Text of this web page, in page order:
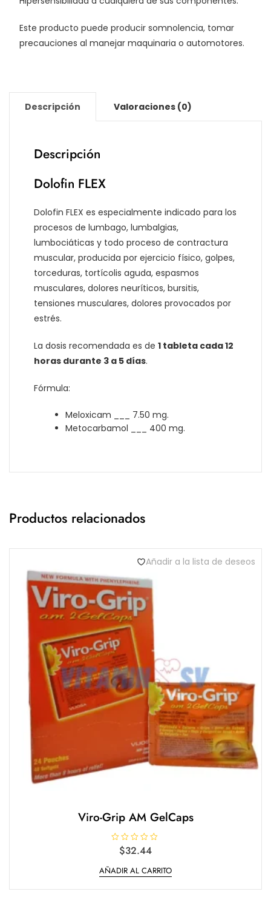
Este producto puede producir somnolencia, tomar
precauciones al manejar maquinaria o automotores.
Descripción Valoraciones (0)
Descripción
Dolofin FLEX
Dolofin FLEX es especialmente indicado para los
procesos de lumbago, lumbalgias,
lumbociáticas y todo proceso de contractura
muscular, producida por ejercicio físico, golpes,
torceduras, tortícolis aguda, espasmos
musculares, dolores neuríticos, bursitis,
tensiones musculares, dolores provocados por
estrés.
La dosis recomendada es de 1 tableta cada 12
horas durante 3 a 5 días.
Fórmula:
Meloxicam ___ 7.50 mg.
Metocarbamol ___ 400 mg.
Productos relacionados
Añadir a la lista de deseos
Viro-Grip AM GelCaps
o
r
d
$32.44
AÑADIR AL CARRITO